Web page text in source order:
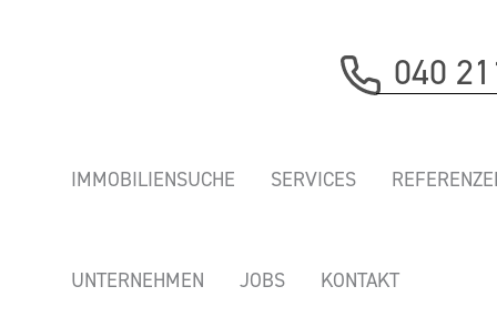
040
IMMOBILIENSUCHE SERVICES
UNTERNEHMEN JOBS KONTAKT
CREMON 3-
NEUE BÜROS IN